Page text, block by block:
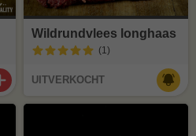
Wildrundvlees longhaas
(1 )
UITVERKOCHT